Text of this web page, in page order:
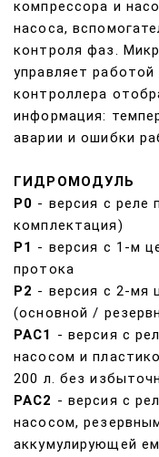
компрессора и
насоса,
контроля фаз.
управляет работой
контроллера
информация:
аварии и ошибки
ГИДРОМОДУЛЬ
Р0 - версия с реле
комплектация)
Р1 - версия с 1-м
протока
Р2 - версия с 2-мя
(основной /
РАС1 - версия с
насосом и
200 л. без
РАС2 - версия с
насосом,
аккумулирующей